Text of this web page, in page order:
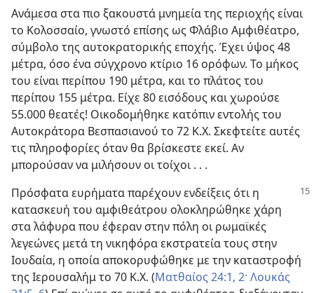
Ανάμεσα στα πιο ξακουστά μνημεία της περιοχής είναι
το Κολοσσαίο, γνωστό επίσης ως Φλάβιο Αμφιθέατρο,
σύμβολο της αυτοκρατορικής εποχής. Έχει ύψος 48
μέτρα, όσο ένα σύγχρονο κτίριο 16 ορόφων. Το μήκος
του είναι περίπου 190 μέτρα, και το πλάτος του
περίπου 155 μέτρα. Είχε 80 εισόδους και χωρούσε
55.000 θεατές! Οικοδομήθηκε κατόπιν εντολής του
Αυτοκράτορα Βεσπασιανού το 72 Κ.Χ. Σκεφτείτε αυτές
τις πληροφορίες όταν θα βρίσκεστε εκεί. Αν
μπορούσαν να μιλήσουν οι τοίχοι . . .
Πρόσφατα ευρήματα παρέχουν ενδείξεις ότι η
κατασκευή του αμφιθεάτρου ολοκληρώθηκε χάρη
στα λάφυρα που έφεραν στην πόλη οι ρωμαϊκές
λεγεώνες μετά τη νικηφόρα εκστρατεία τους στην
Ιουδαία, η οποία αποκορυφώθηκε με την καταστροφή
της Ιερουσαλήμ το 70 Κ.Χ. (Ματθαίος 24:1, 2· Λουκάς